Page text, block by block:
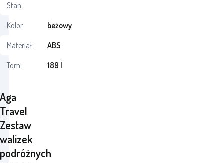
Aga
Travel
Zestaw
walizek
podróżnych
Stan:
Kolor:
beżowy
Materiał:
ABS
Tom:
189 l